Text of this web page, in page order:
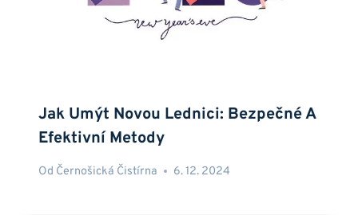
Jak Umýt Novou Lednici: Bezpečné A
Efektivní Metody
Od Černošická Čistírna 6. 12. 2024